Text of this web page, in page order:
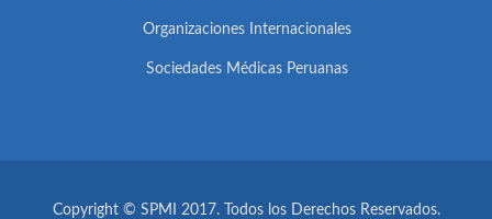
Organizaciones Internacionales
Sociedades Médicas Peruanas
Copyright © SPMI 2017. Todos los Derechos Reservados.